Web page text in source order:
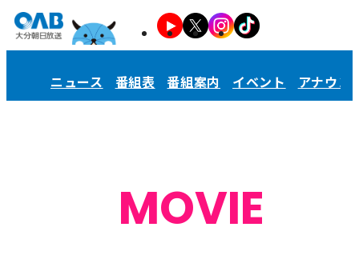
ニュース 番組表 番組案内 イベント アナウン
MOVIE